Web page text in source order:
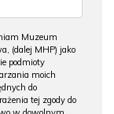
Muzeum
(dalej MHP) jako
podmioty
moich
do
tej zgody do